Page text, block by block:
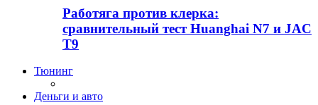
Работяга против клерка:
сравнительный тест Huanghai N7 и JAC
T9
Тюнинг
Деньги и авто